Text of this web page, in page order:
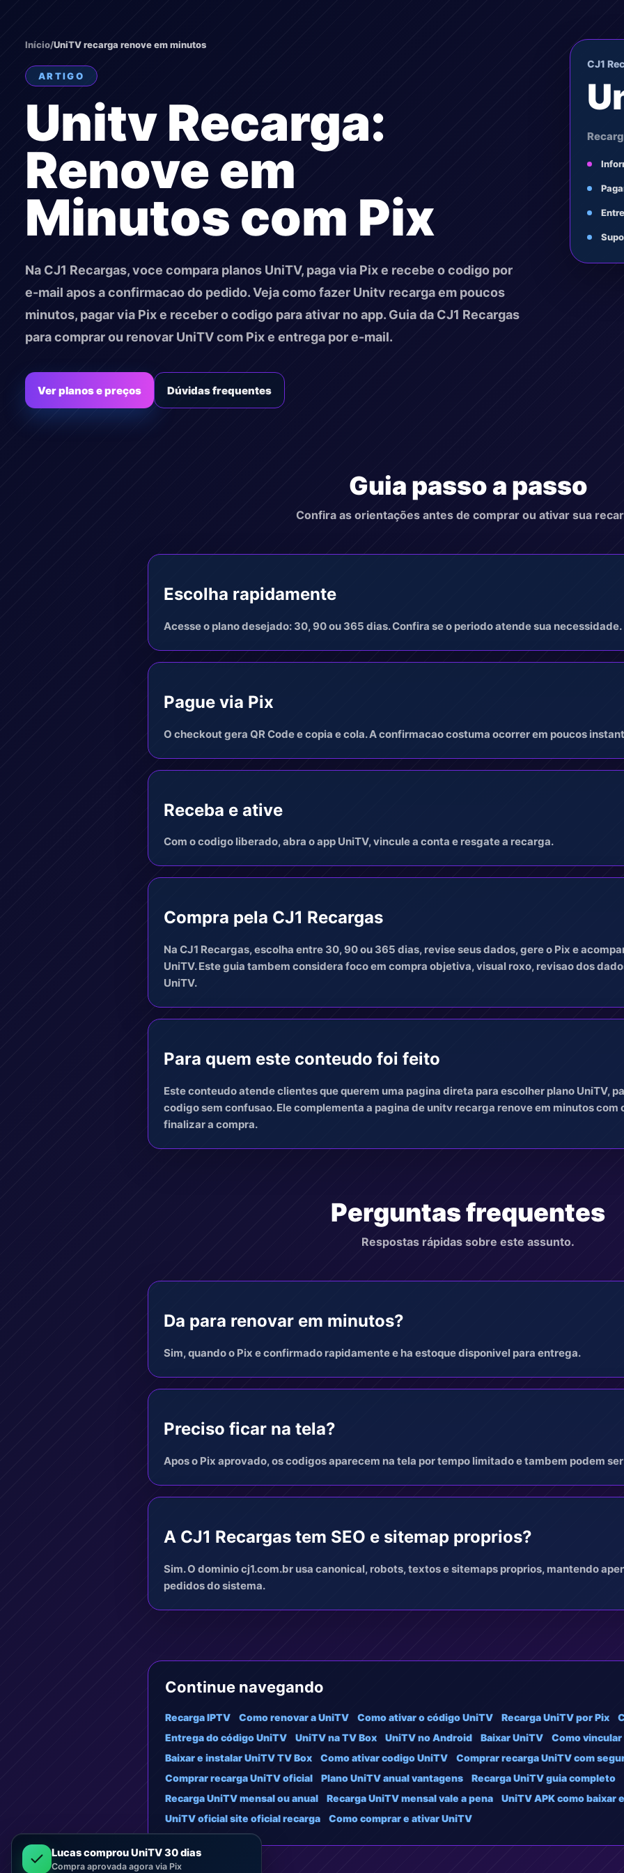
Início/UniTV recarga renove em minutos
ARTIGO
Unitv Recarga:
Renove em
Minutos com Pix
Na CJ1 Recargas, voce compara planos UniTV, paga via Pix e recebe o codigo por
e-mail apos a confirmacao do pedido. Veja como fazer Unitv recarga em poucos
minutos, pagar via Pix e receber o codigo para ativar no app. Guia da CJ1 Recargas
para comprar ou renovar UniTV com Pix e entrega por e-mail.
Ver planos e preços Dúvidas frequentes
CJ1
Guia passo a passo
Confira as orientações antes de comprar ou ativar sua
Escolha rapidamente
Acesse o plano desejado: 30, 90 ou 365 dias. Confira se o periodo atende sua necessidade.
Pague via Pix
O checkout gera QR Code e copia e cola. A confirmacao costuma ocorrer em poucos
Receba e ative
Com o codigo liberado, abra o app UniTV, vincule a conta e resgate a recarga.
Compra pela CJ1 Recargas
Na CJ1 Recargas, escolha entre 30, 90 ou 365 dias, revise seus dados, gere o Pix e
UniTV. Este guia tambem considera foco em compra objetiva, visual roxo, revisao dos
UniTV.
Para quem este conteudo foi feito
Este conteudo atende clientes que querem uma pagina direta para escolher plano UniTV,
codigo sem confusao. Ele complementa a pagina de unitv recarga renove em minutos
finalizar a compra.
Perguntas frequentes
Respostas rápidas sobre este assunto.
Da para renovar em minutos?
Sim, quando o Pix e confirmado rapidamente e ha estoque disponivel para entrega.
Preciso ficar na tela?
Apos o Pix aprovado, os codigos aparecem na tela por tempo limitado e tambem podem
A CJ1 Recargas tem SEO e sitemap proprios?
Sim. O dominio cj1.com.br usa canonical, robots, textos e sitemaps proprios, mantendo
pedidos do sistema.
Continue navegando
Recarga IPTV Como renovar a UniTV Como ativar o código UniTV Recarga UniTV por Pix
Entrega do código UniTV
UniTV na TV Box UniTV no Android Baixar UniTV
Como
Baixar e instalar UniTV TV Box
Como ativar codigo UniTV
Comprar recarga UniTV com
Comprar recarga UniTV oficial
Plano UniTV anual vantagens
Recarga UniTV guia completo
Recarga UniTV mensal ou anual
Recarga UniTV mensal vale a pena
UniTV APK como baixar
UniTV oficial site oficial recarga
Como comprar e ativar UniTV
Lucas comprou UniTV 30 dias
Compra aprovada agora via Pix